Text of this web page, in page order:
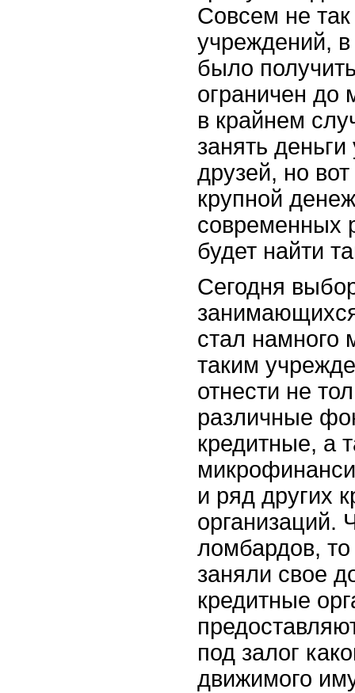
Совсем не
учреждений,
было
ограничен до
в крайнем
занять
друзей, но
крупной
современных
будет найти
Сегодня
стал намного
таким
отнести не
различные
кредитные, а
и ряд других
организаций.
ломбардов,
заняли свое
кредитные
под залог
движимого